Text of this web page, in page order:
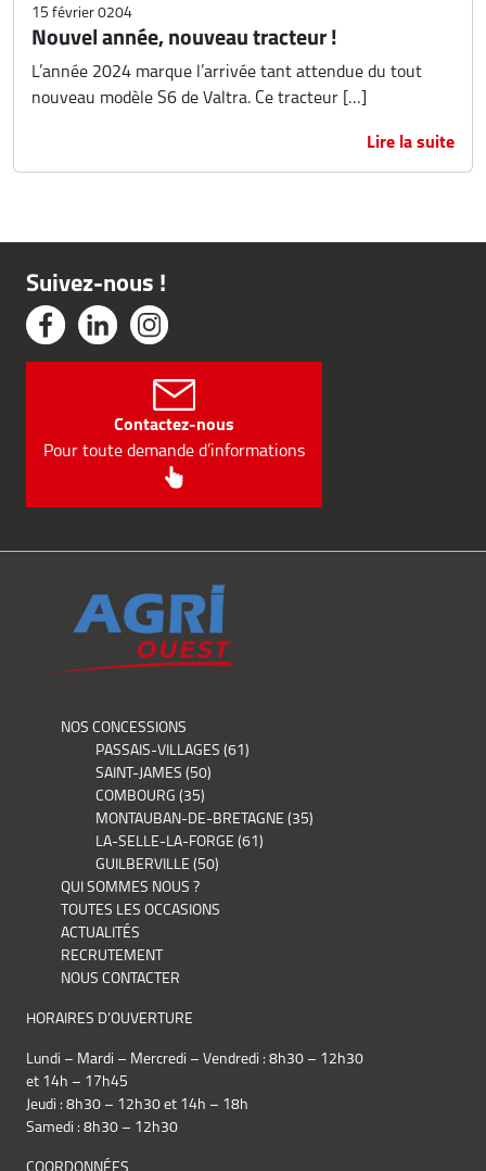
15 février 0204
Nouvel année, nouveau tracteur !
L’année 2024 marque l’arrivée tant attendue du tout
nouveau modèle S6 de Valtra. Ce tracteur […]
Lire la suite
Suivez-nous !
Contactez-nous
Pour toute demande d’informations
NOS CONCESSIONS
PASSAIS-VILLAGES (61)
SAINT-JAMES (50)
COMBOURG (35)
MONTAUBAN-DE-BRETAGNE (35)
LA-SELLE-LA-FORGE (61)
GUILBERVILLE (50)
QUI SOMMES NOUS ?
TOUTES LES OCCASIONS
ACTUALITÉS
RECRUTEMENT
NOUS CONTACTER
HORAIRES D’OUVERTURE
Lundi – Mardi – Mercredi – Vendredi : 8h30 – 12h30
et 14h – 17h45
Jeudi : 8h30 – 12h30 et 14h – 18h
Samedi : 8h30 – 12h30
COORDONNÉES